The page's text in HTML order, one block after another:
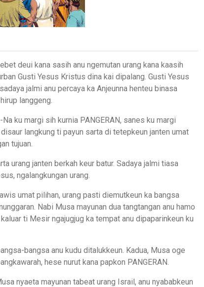
deui kana sasih anu ngemutan urang kana kaasih
Gusti Yesus Kristus dina kai dipalang. Gusti Yesus
jalmi anu percaya ka Anjeunna henteu binasa
langgeng.
ku margi sih kurnia PANGERAN, sanes ku margi
langkung ti payun sarta di tetepkeun janten umat
tujuan.
urang janten berkah keur batur. Sadaya jalmi tiasa
ngalangkungan urang.
umat pilihan, urang pasti diemutkeun ka bangsa
Nabi Musa mayunan dua tangtangan anu hamo
ti Mesir ngajugjug ka tempat anu dipaparinkeun ku
bangsa anu kudu ditalukkeun. Kadua, Musa oge
hese nurut kana papkon PANGERAN.
nyaeta mayunan tabeat urang Israil, anu nyababkeun